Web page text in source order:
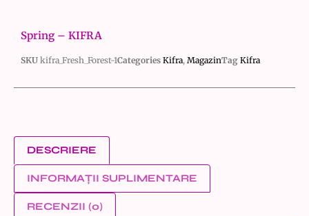
Spring – KIFRA
SKU kifra_Fresh_Forest-1Categories Kifra, MagazinTag Kifra
DESCRIERE
INFORMAȚII SUPLIMENTARE
RECENZII (0)